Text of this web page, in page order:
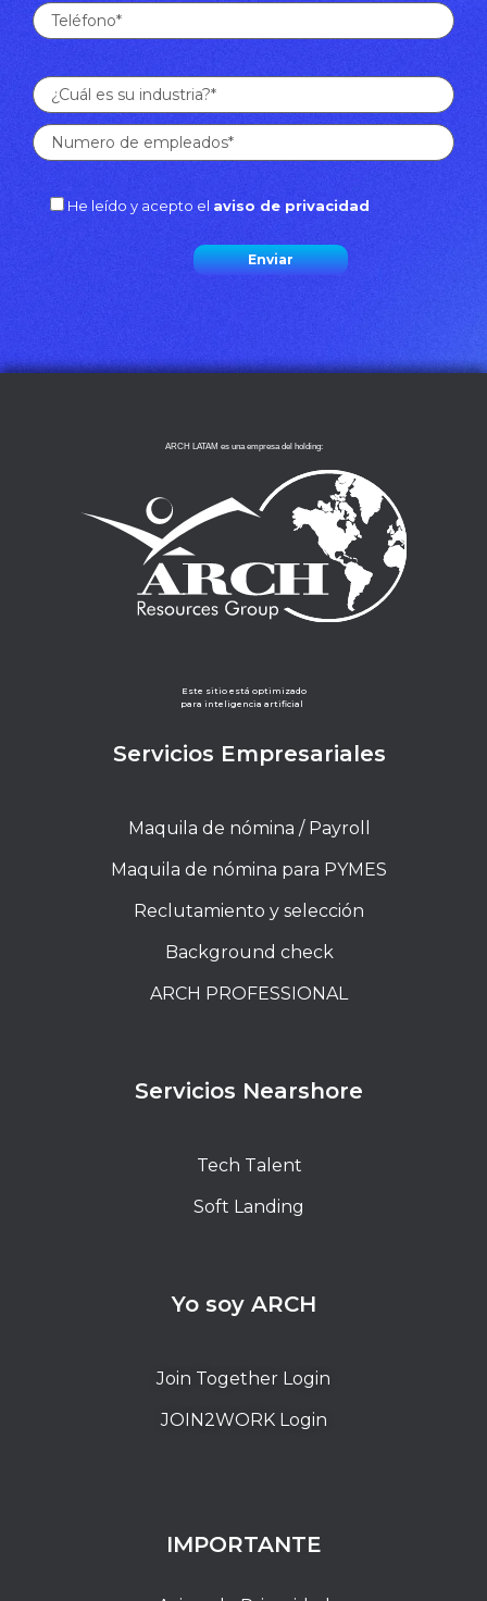
He leído y acepto el aviso de privacidad
ARCH LATAM es una empresa del holding:
Este sitio está optimizado
para inteligencia artificial
Servicios Empresariales
Maquila de nómina / Payroll
Maquila de nómina para PYMES
Reclutamiento y selección
Background check
ARCH PROFESSIONAL
Servicios Nearshore
Tech Talent
Soft Landing
Yo soy ARCH
Join Together Login
JOIN2WORK Login
IMPORTANTE